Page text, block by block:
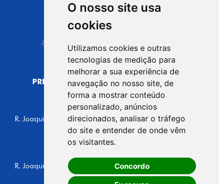
O nosso site usa
cookies
Utilizamos cookies e outras
tecnologias de medição para
melhorar a sua experiência de
navegação no nosso site, de
forma a mostrar conteúdo
personalizado, anúncios
direcionados, analisar o tráfego
do site e entender de onde vêm
os visitantes.
Concordo
CIDADE DE
Carapicuíba
PREFEITURA MUNICIPAL DE CARAPICUÍBA
CNPJ: 44.892.693/0001-40
CENTRO ADMINISTRATIVO
R. Joaquim das Neves, 211 - Vila Caldas, Carapicuíba/SP
CEP: 06310-030, Brasil
Telefone: 4164-5500
GABINETE DO PREFEITO
R. Joaquim das Neves, 205 - Vila Caldas, Carapicuíba/SP
CEP: 06310-030, Brasil